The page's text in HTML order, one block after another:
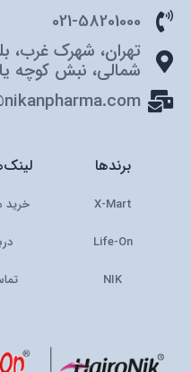
021-58201000
تهران، شهرک غرب،
شمالی، نبش کوچه
برندها
X-Mart
Life-On
NIK